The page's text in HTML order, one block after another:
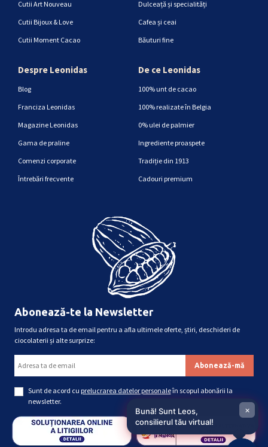
Cutii Art Nouveau
Cutii Bijoux & Love
Cutii Moment Cacao
Dulceață și specialități
Cafea și ceai
Băuturi fine
Despre Leonidas
Blog
Franciza Leonidas
Magazine Leonidas
Gama de praline
Comenzi corporate
Întrebări frecvente
De ce Leonidas
100% unt de cacao
100% realizate în Belgia
0% ulei de palmier
Ingrediente proaspete
Tradiție din 1913
Cadouri premium
Abonează-te la Newsletter
Introdu adresa ta de email pentru a afla ultimele oferte, știri, deschideri de
ciocolaterii și alte surprize:
Sunt de acord cu prelucrarea datelor personaleîn scopul abonării la
newsletter.
Bună! Sunt Leos,
consilierul tău virtual!
×